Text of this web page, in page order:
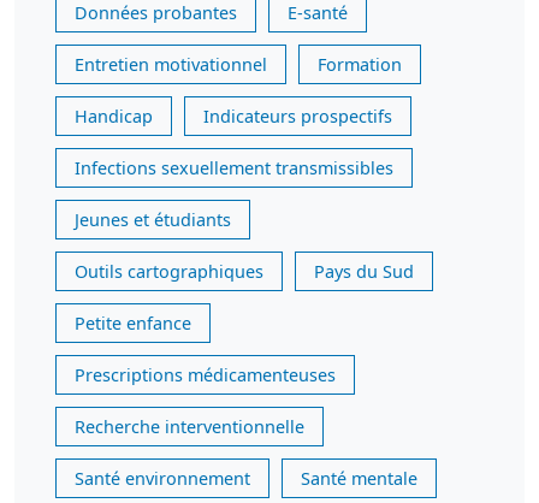
Données probantes E-santé
Entretien motivationnel Formation
Handicap Indicateurs prospectifs
Infections sexuellement transmissibles
Jeunes et étudiants
Outils cartographiques Pays du Sud
Petite enfance
Prescriptions médicamenteuses
Recherche interventionnelle
Santé environnement Santé mentale